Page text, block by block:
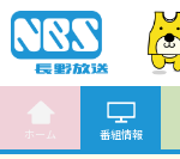
ホーム 番組情報